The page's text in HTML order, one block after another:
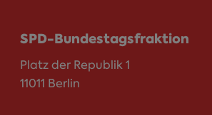
SPD-Bundestagsfraktion
Platz der Republik 1
11011 Berlin